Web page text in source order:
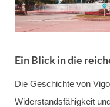
Ein Blick in die
Die Geschichte von
Widerstandsfähigkeit